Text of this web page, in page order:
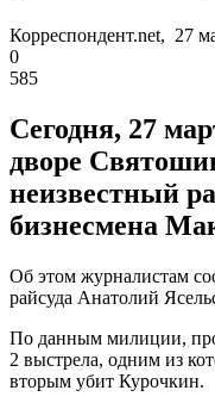
Корреспондент.net, 27
0
585
Сегодня, 27
дворе
неизвестный
бизнесмена
Об этом журналистам
райсуда Анатолий
По данным милиции,
2 выстрела, одним из
вторым убит Курочкин.